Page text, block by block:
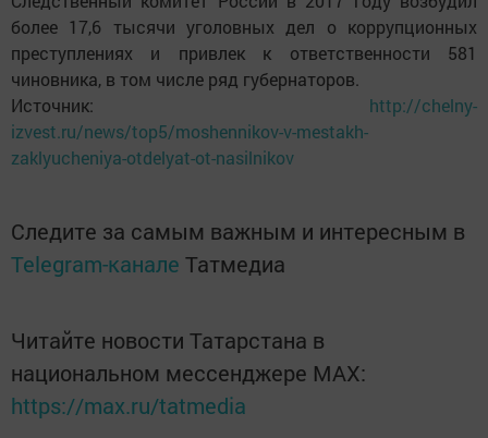
более 17,6 тысячи уголовных дел о коррупционных
преступлениях и привлек к ответственности 581
чиновника, в том числе ряд губернаторов.
Источник: http://chelny-
izvest.ru/news/top5/moshennikov-v-mestakh-
zaklyucheniya-otdelyat-ot-nasilnikov
Следите за самым важным и интересным в
Telegram-канале Татмедиа
Читайте новости Татарстана в
национальном мессенджере MАХ:
https://max.ru/tatmedia